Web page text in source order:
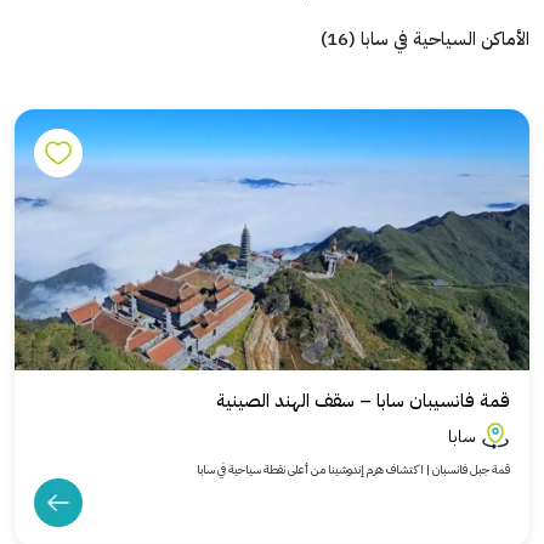
الأماكن السياحية في سابا (16)
قمة فانسيبان سابا – سقف الهند الصينية
سابا
قمة جبل فانسبان | اكتشاف هرم إندوشينا من أعلى نقطة سياحية في سابا